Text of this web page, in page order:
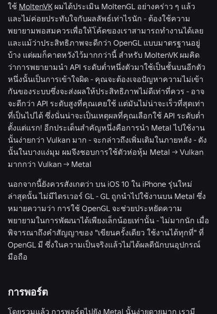
ใช้ MoltenVKผมได้ประเมิน MoltenGL อย่างคร่าว ๆ แล้ว
และไม่ค่อยประทับใจกับผลลัพธ์เท่าไรนัก - ต้องใช้ความ
พยายามพอสมควรเพื่อให้โค้ดของเราสามารถทำงานได้เลย
และแม้ว่าประสิทธิภาพจะดีกว่า OpenGL แบบมาตรฐานอยู่
บ้าง แต่ผมก็คาดหวังไว้มากกว่านี้ สำหรับ MoltenVK ผมคิด
ว่าการพยายามนำ API ระดับต่ำหนึ่งตัวมาใช้เป็นชั้นบนอีกตัว
หนึ่งนั้นเป็นการเข้าใจผิด - คุณจะต้องเจอปัญหาความไม่เข้า
กันของระบบซึ่งจะส่งผลให้ประสิทธิภาพไม่ดีเท่าที่ควร - อาจ
จะดีกว่า API ระดับสูงที่คุณเคยใช้ แต่มันไม่น่าจะเร็วที่สุดเท่า
ที่เป็นไปได้ ซึ่งนั่นน่าจะเป็นเหตุผลที่คุณเลือกใช้ API ระดับต่ำ
ตั้งแต่แรก! อีกประเด็นสำคัญหนึ่งคือการนำ Metal ไปใช้งาน
นั้นง่ายกว่า Vulkan มาก - จะกล่าวถึงเพิ่มเติมในภายหลัง - ดัง
นั้นในบางแง่มุม ผมจึงชอบการใช้ตัวห่อหุ้ม Metal -> Vulkan
มากกว่า Vulkan -> Metal
นอกจากนี้ยังควรสังเกตว่า บน iOS 10 ใน iPhone รุ่นใหม่
ล่าสุดนั้น ไม่มีไดรเวอร์ GL - GL ถูกนำไปใช้งานบน Metal ซึ่ง
หมายความว่า การใช้ OpenGL จะช่วยประหยัดความ
พยายามในการพัฒนาได้เพียงเล็กน้อยเท่านั้น - ไม่มากนัก เมื่อ
พิจารณาถึงคำสัญญาของ "เขียนครั้งเดียว ใช้งานได้ทุกที่" ที่
OpenGL มี ซึ่งในความเป็นจริงแล้วไม่ได้ผลดีนักบนอุปกรณ์
มือถือ
การพอร์ต
โดยรวมแล้ว การพอร์ตไปยัง Metal นั้นง่ายดายมาก เรามี